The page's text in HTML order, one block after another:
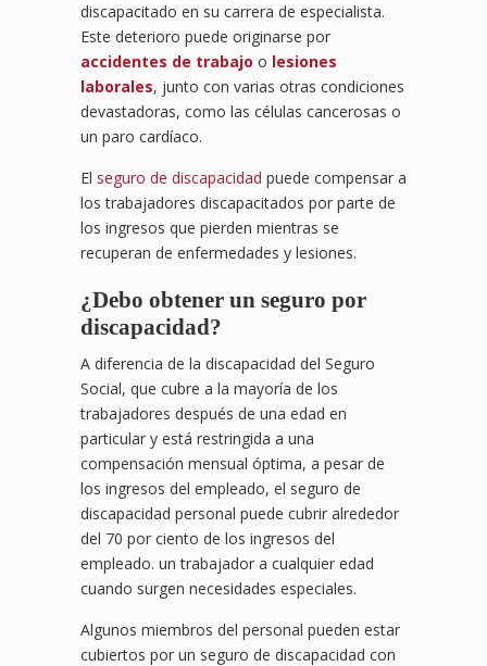
discapacitado en su carrera de especialista.
Este deterioro puede originarse por
accidentes de trabajo o lesiones
laborales, junto con varias otras condiciones
devastadoras, como las células cancerosas o
un paro cardíaco.
El seguro de discapacidad puede compensar a
los trabajadores discapacitados por parte de
los ingresos que pierden mientras se
recuperan de enfermedades y lesiones.
¿Debo obtener un seguro por
discapacidad?
A diferencia de la discapacidad del Seguro
Social, que cubre a la mayoría de los
trabajadores después de una edad en
particular y está restringida a una
compensación mensual óptima, a pesar de
los ingresos del empleado, el seguro de
discapacidad personal puede cubrir alrededor
del 70 por ciento de los ingresos del
empleado. un trabajador a cualquier edad
cuando surgen necesidades especiales.
Algunos miembros del personal pueden estar
cubiertos por un seguro de discapacidad con